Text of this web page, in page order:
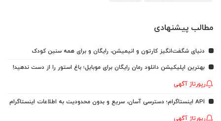
مطالب پیشنهادی
دنیای شگفت‌انگیز کارتون و انیمیشن، رایگان و برای همه سنین کودک
بهترین اپلیکیشن دانلود رمان رایگان برای موبایل؛ باغ استور را از دست ندهید!
رپورتاژ آگهی
API اینستاگرام؛ دسترسی آسان، سریع و بدون محدودیت به اطلاعات اینستاگرام
رپورتاژ آگهی